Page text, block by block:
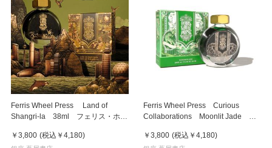
Ferris Wheel Press Land of
Shangri-la 38ml フェリス・ホイ
￥3,800 (税込 ￥4,180)
Ferris Wheel Press Curious
Collaborations Moonlit Jade
ス 万年筆インク
￥3,800 (税込 ￥4,180)